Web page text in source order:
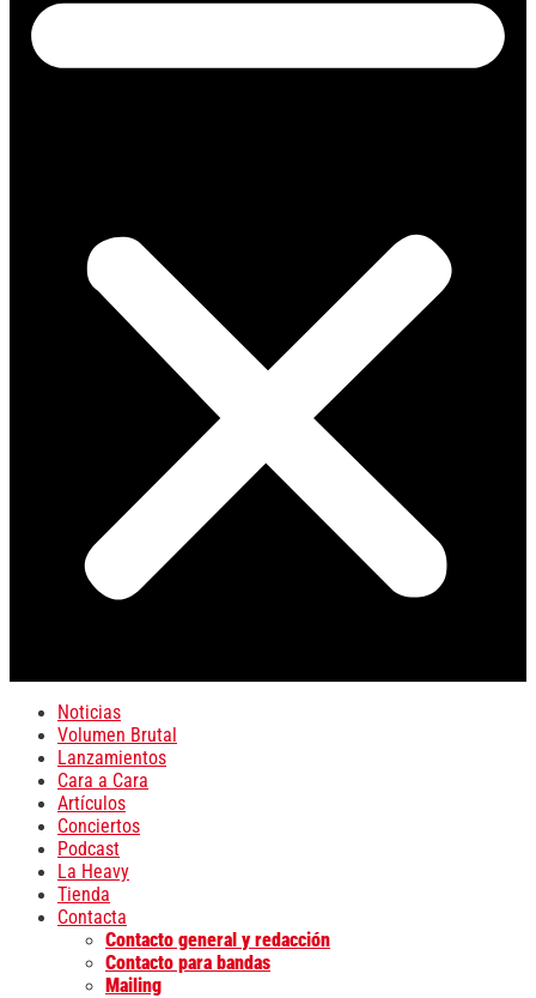
Noticias
Volumen Brutal
Lanzamientos
Cara a Cara
Artículos
Conciertos
Podcast
La Heavy
Tienda
Contacta
Contacto general y redacción
Contacto para bandas
Mailing